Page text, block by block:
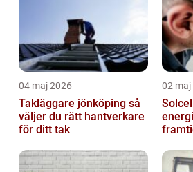
04 maj 2026
Takläggare jönköping så
väljer du rätt hantverkare
för ditt tak
02 maj